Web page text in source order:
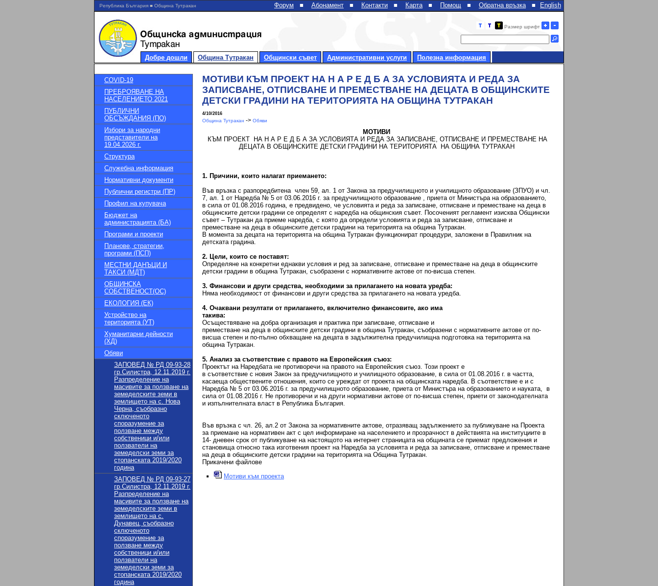
Република България ■ Община Тутракан English
Форум ■ Абонамент ■ Контакти ■ Карта ■ Помощ ■ Обратна връзка ■
Размер шрифт
Добре дошли Община Тутракан Общински съвет Административни услуги Полезна информация
COVID-19
ПРЕБРОЯВАНЕ НА
НАСЕЛЕНИЕТО 2021
ПУБЛИЧНИ
ОБСЪЖДАНИЯ (ПО)
Избори за народни
представители на
19.04.2026 г.
Структура
Служебна информация
Нормативни документи
Публични регистри (ПР)
Профил на купувача
Бюджет на
администрацията (БА)
Програми и проекти
Планове, стратегии,
програми (ПСП)
МЕСТНИ ДАНЪЦИ И
ТАКСИ (МДТ)
ОБЩИНСКА
СОБСТВЕНОСТ(ОС)
ЕКОЛОГИЯ (ЕК)
Устройство на
територията (УТ)
Хуманитарни дейности
(ХД)
Обяви
ЗАПОВЕД № РД 09-93-28
гр.Силистра, 12.11.2019 г.
Разпределение на
масивите за ползване на
земеделските земи в
землището на с. Нова
Черна, съобразно
сключеното
споразумение за
ползване между
собственици и/или
ползватели на
земеделски земи за
стопанската 2019/2020
година
ЗАПОВЕД № РД 09-93-27
гр.Силистра, 12.11.2019 г.
Разпределение на
масивите за ползване на
земеделските земи в
землището на с.
Дунавец, съобразно
сключеното
споразумение за
ползване между
собственици и/или
ползватели на
земеделски земи за
стопанската 2019/2020
година
МОТИВИ КЪМ ПРОЕКТ НА Н А Р Е Д Б А ЗА УСЛОВИЯТА И РЕДА ЗА
ЗАПИСВАНЕ, ОТПИСВАНЕ И ПРЕМЕСТВАНЕ НА ДЕЦАТА В ОБЩИНСКИТЕ
ДЕТСКИ ГРАДИНИ НА ТЕРИТОРИЯТА НА ОБЩИНА ТУТРАКАН
4/10/2016
Община Тутракан -> Обяви
МОТИВИ
КЪМ ПРОЕКТ НА Н А Р Е Д Б А ЗА УСЛОВИЯТА И РЕДА ЗА ЗАПИСВАНЕ, ОТПИСВАНЕ И ПРЕМЕСТВАНЕ НА
ДЕЦАТА В ОБЩИНСКИТЕ ДЕТСКИ ГРАДИНИ НА ТЕРИТОРИЯТА НА ОБЩИНА ТУТРАКАН
1. Причини, които налагат приемането:
Във връзка с разпоредбитена член 59, ал. 1 от Закона за предучилищното и училищното образование (ЗПУО) и чл.
7, ал. 1 от Наредба № 5 от 03.06.2016 г. за предучилищното образование , приета от Министъра на образованието,
в сила от 01.08.2016 година, е предвидено, че условията и реда за записване, отписване и преместване на деца в
общинските детски градини се определят с наредба на общинския съвет. Посоченият регламент изисква Общински
съвет – Тутракан да приеме наредба, с която да определи условията и реда за записване, отписване и
преместване на деца в общинските детски градини на територията на община Тутракан.
В момента за децата на територията на община Тутракан функционират процедури, заложени в Правилник на
детската градина.
2. Цели, които се поставят:
Определяне на конкретни еднакви условия и ред за записване, отписване и преместване на деца в общинските
детски градини в община Тутракан, съобразени с нормативните актове от по-висша степен.
3. Финансови и други средства, необходими за прилагането на новата уредба:
Няма необходимост от финансови и други средства за прилагането на новата уредба.
4. Очаквани резултати от прилагането, включително финансовите, ако има
такива:
Осъществяване на добра организация и практика при записване, отписване и
преместване на деца в общинските детски градини в община Тутракан, съобразени с нормативните актове от по-
висша степен и по-пълно обхващане на децата в задължителна предучилищна подготовка на територията на
община Тутракан.
5. Анализ за съответствие с правото на Европейския съюз:
Проектът на Наредбата не противоречи на правото на Европейския съюз. Този проект е
в съответствие с новия Закон за предучилищното и училищното образование, в сила от 01.08.2016 г. в частта,
касаеща обществените отношения, които се уреждат от проекта на общинската наредба. В съответствие е и с
Наредба № 5 от 03.06.2016 г. за предучилищното образование, приета от Министъра на образованието и науката, в
сила от 01.08.2016 г. Не противоречи и на други нормативни актове от по-висша степен, приети от законодателната
и изпълнителната власт в Република България.
Във връзка с чл. 26, ал.2 от Закона за нормативните актове, отразяващ задължението за публикуване на Проекта
за приемане на нормативен акт с цел информиране на населението и прозрачност в действията на институциите в
14- дневен срок от публикуване на настоящото на интернет страницата на общината се приемат предложения и
становища относно така изготвения проект на Наредба за условията и реда за записване, отписване и преместване
на деца в общинските детски градини на територията на Община Тутракан.
Прикачени файлове
Мотиви към проекта